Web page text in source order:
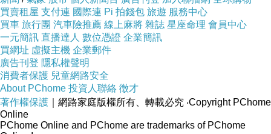
日前想購入SAMPO USB車用充電器-銀 DQ-U1501CL，
想到家裡原本舊的也使用了好幾年，該是換新的時候了。
網路上比價比了好久，最後決定在燦坤快3買！
小編還記得以前買電腦大概要帶20張小朋友(開遊覽車嗎？
現在只要七張小朋友就夠啦！快3網路商城購物金折抵查
買賣租屋 支付連 國際連 Pi 拍錢包 旅遊 服務中心
買車 旅行團 汽車險推薦 線上麻將 雜誌 星座命理 會員中心
一元簡訊 直播達人 數位憑證 企業簡訊
買網址 虛擬主機 企業郵件
廣告刊登 隱私權聲明
消費者保護 兒童網路安全
About PChome 投資人聯絡 徵才
著作權保護 ｜網路家庭版權所有、轉載必究 ‧Copyright PChome
Online
PChome Online and PChome are trademarks of PChome